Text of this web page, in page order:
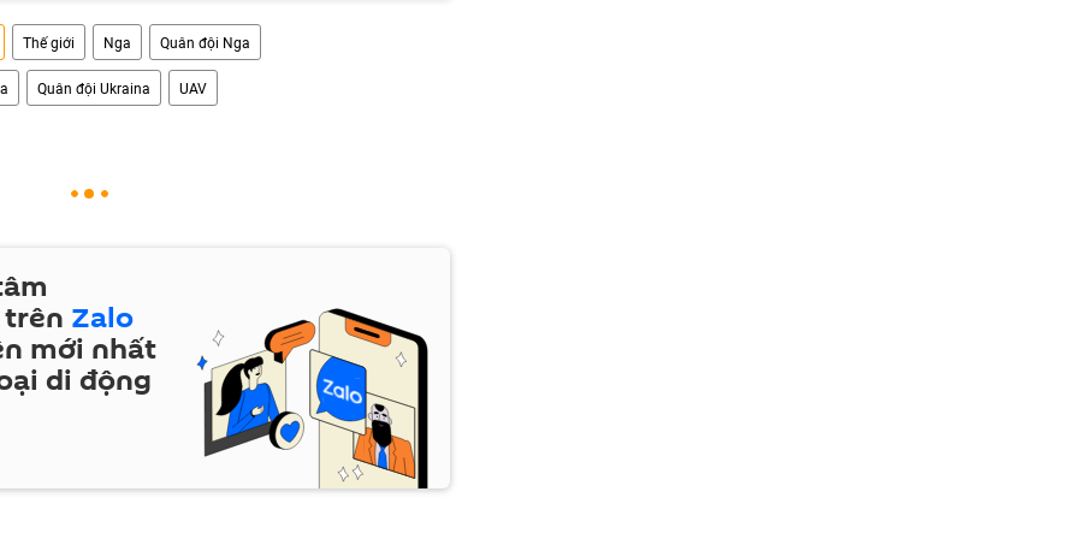
Thế giới Nga Quân đội Nga
Quân đội Ukraina UAV
Zalo
mới nhất
di động